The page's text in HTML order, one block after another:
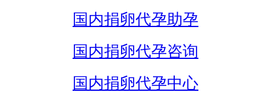
国内捐卵代孕助孕
国内捐卵代孕咨询
国内捐卵代孕中心